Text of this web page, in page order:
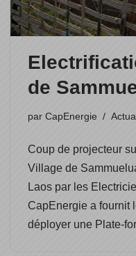
de
par CapEnergie
Coup de projecteur
Village de
Laos par les
CapEnergie a fournit
déployer une Plate-